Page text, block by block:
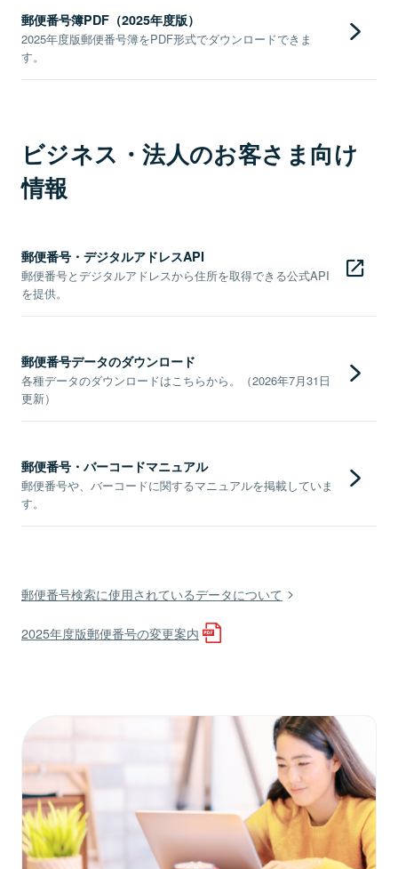
郵便番号簿PDF（2025年度版）
2025年度版郵便番号簿をPDF形式でダウンロードできま
す。
ビジネス・法人のお客さま向け
情報
郵便番号・デジタルアドレスAPI
郵便番号とデジタルアドレスから住所を取得できる公式API
を提供。
郵便番号データのダウンロード
各種データのダウンロードはこちらから。（2026年7月31日
更新）
郵便番号・バーコードマニュアル
郵便番号や、バーコードに関するマニュアルを掲載していま
す。
郵便番号検索に使用されているデータについて
2025年度版郵便番号の変更案内